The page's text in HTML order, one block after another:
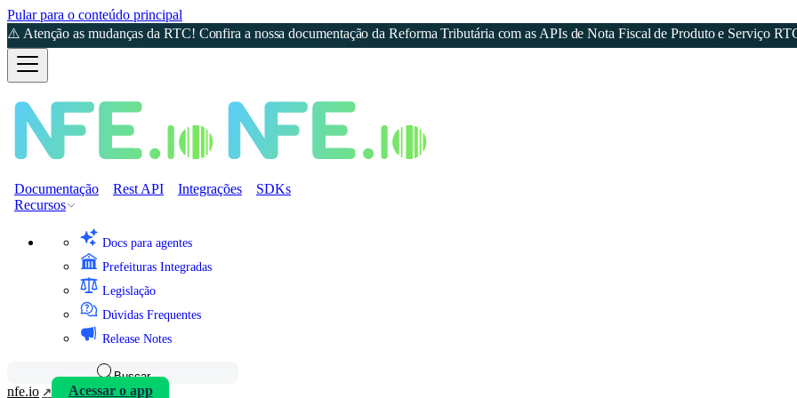
Pular para o conteúdo principal
⚠️ Atenção as mudanças da RTC! Confira a nossa documentação da Reforma Tributária com as APIs de Nota Fiscal de Produto e Serviço
Documentação Rest API Integrações
SDKs
Recursos
Docs para agentes
Prefeituras Integradas
Legislação
Dúvidas Frequentes
Release Notes
Buscar
nfe.io Acessar o app